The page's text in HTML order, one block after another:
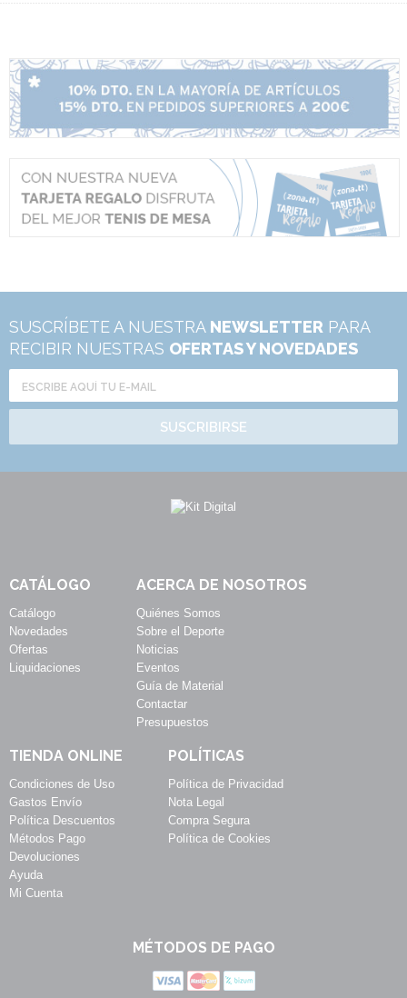
SUSCRÍBETE A NUESTRA NEWSLETTER PARA
RECIBIR NUESTRAS OFERTAS Y NOVEDADES
SUSCRIBIRSE
CATÁLOGO
Catálogo
Novedades
Ofertas
Liquidaciones
ACERCA DE NOSOTROS
Quiénes Somos
Sobre el Deporte
Noticias
Eventos
Guía de Material
Contactar
Presupuestos
TIENDA ONLINE
Condiciones de Uso
Gastos Envío
Política Descuentos
Métodos Pago
Devoluciones
Ayuda
Mi Cuenta
POLÍTICAS
Política de Privacidad
Nota Legal
Compra Segura
Política de Cookies
MÉTODOS DE PAGO